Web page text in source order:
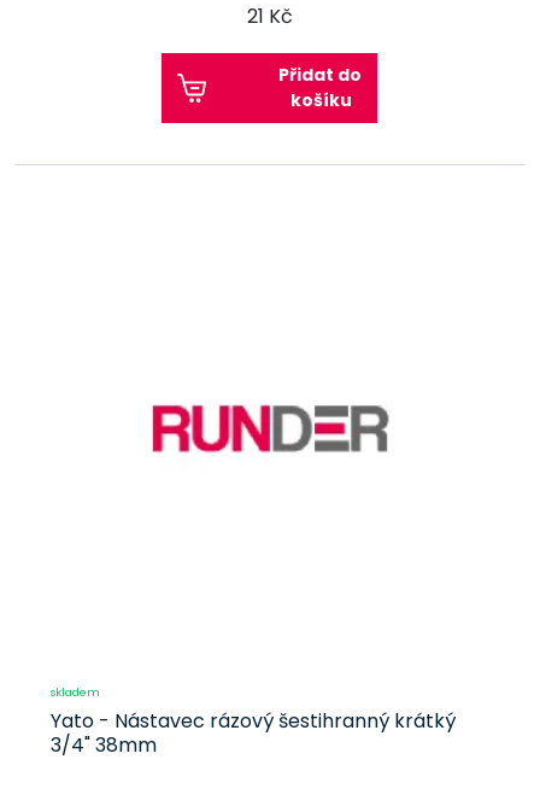
21 Kč
Přidat do
košíku
skladem
Yato - Nástavec rázový šestihranný krátký
3/4" 38mm